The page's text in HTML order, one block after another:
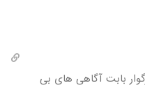
بابت آگاهی های بی